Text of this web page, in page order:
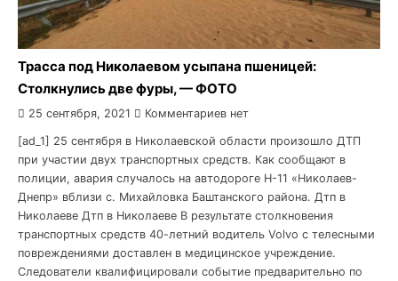
Трасса под Николаевом усыпана пшеницей:
Столкнулись две фуры, — ФОТО
25 сентября, 2021 Комментариев нет
[ad_1] 25 сентября в Николаевской области произошло ДТП
при участии двух транспортных средств. Как сообщают в
полиции, авария случалось на автодороге Н-11 «Николаев-
Днепр» вблизи с. Михайловка Баштанского района. Дтп в
Николаеве Дтп в Николаеве В результате столкновения
транспортных средств 40-летний водитель Volvo с телесными
повреждениями доставлен в медицинское учреждение.
Следователи квалифицировали событие предварительно по